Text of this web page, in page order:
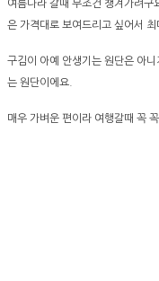
여름나라 갈때 무조건 챙겨가려
은 가격대로 보여드리고 싶어서
구김이 아예 안생기는 원단은 아
는 원단이에요.
매우 가벼운 편이라 여행갈때 꼭